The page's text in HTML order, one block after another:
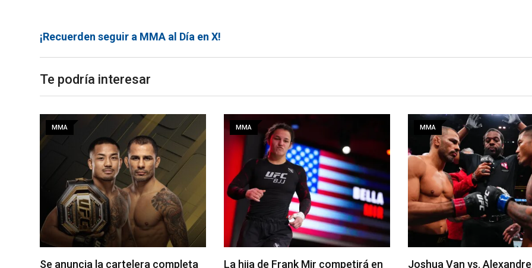
¡Recuerden seguir a MMA al Día en X!
Te podría interesar
MMA
Se anuncia la cartelera completa
MMA
La hija de Frank Mir competirá en
MMA
Joshua Van vs.